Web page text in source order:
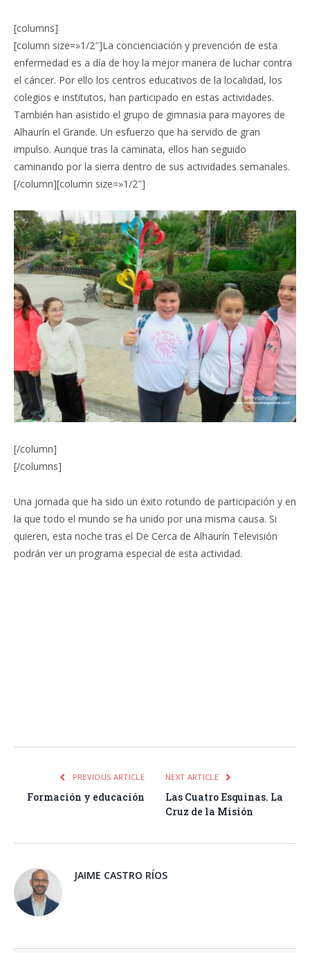
[columns]
[column size=»1/2″]La concienciación y prevención de esta
enfermedad es a día de hoy la mejor manera de luchar contra
el cáncer. Por ello los centros educativos de la localidad, los
colegios e institutos, han participado en estas actividades.
También han asistido el grupo de gimnasia para mayores de
Alhaurín el Grande. Un esfuerzo que ha servido de gran
impulso. Aunque tras la caminata, ellos han seguido
caminando por la sierra dentro de sus actividades semanales.
[/column][column size=»1/2″]
[/column]
[/columns]
Una jornada que ha sido un éxito rotundo de participación y en
la que todo el mundo se ha unido por una misma causa. Si
quieren, esta noche tras el De Cerca de Alhaurín Televisión
podrán ver un programa especial de esta actividad.
PREVIOUS ARTICLE
Formación y educación
NEXT ARTICLE
Las Cuatro Esquinas. La
Cruz de la Misión
JAIME CASTRO RÍOS